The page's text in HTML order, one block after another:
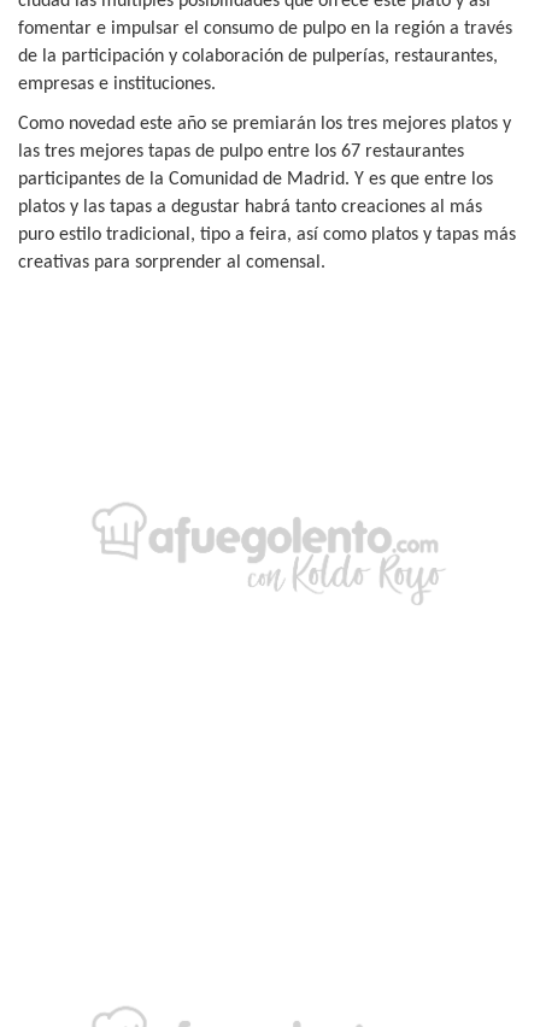
fomentar e impulsar el consumo de pulpo en la región a través
de la participación y colaboración de pulperías, restaurantes,
empresas e instituciones.
Como novedad este año se premiarán los tres mejores platos y
las tres mejores tapas de pulpo entre los 67 restaurantes
participantes de la Comunidad de Madrid. Y es que entre los
platos y las tapas a degustar habrá tanto creaciones al más
puro estilo tradicional, tipo a feira, así como platos y tapas más
creativas para sorprender al comensal.